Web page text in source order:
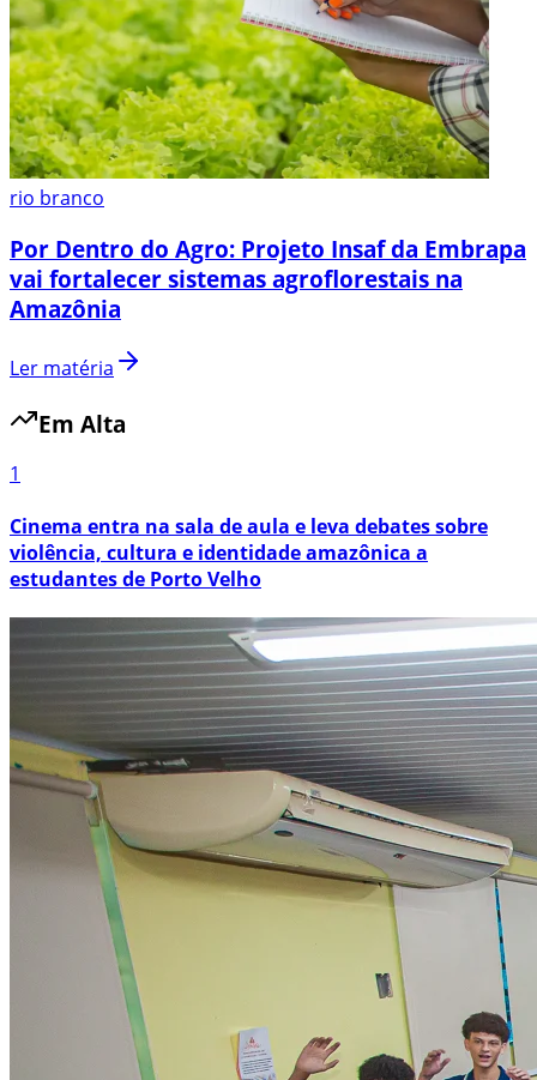
rio branco
Por Dentro do Agro: Projeto Insaf da Embrapa
vai fortalecer sistemas agroflorestais na
Amazônia
Ler matéria
Em Alta
1
Cinema entra na sala de aula e leva debates sobre
violência, cultura e identidade amazônica a
estudantes de Porto Velho